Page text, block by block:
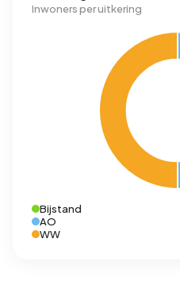
Inwoners per uitkering
Bijstand
AO
WW